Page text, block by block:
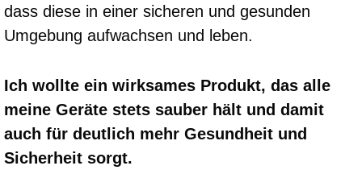
dass diese in einer sicheren und gesunden
Umgebung aufwachsen und leben.
Ich wollte ein wirksames Produkt, das alle
meine Geräte stets sauber hält und damit
auch für deutlich mehr Gesundheit und
Sicherheit sorgt.